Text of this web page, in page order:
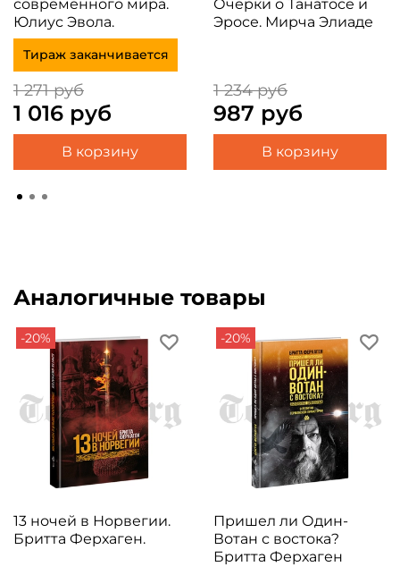
современного мира.
Юлиус Эвола.
Тираж заканчивается
1 271 руб
1 016 руб
В корзину
Очерки о Танатосе и
Эросе. Мирча Элиаде
1 234 руб
987 руб
В корзину
Аналогичные товары
-20%
13 ночей в Норвегии.
Бритта Ферхаген.
-20%
Пришел ли Один-
Вотан с востока?
Бритта Ферхаген